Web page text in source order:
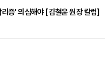
증' 의심해야 [김철윤 원장 칼럼]